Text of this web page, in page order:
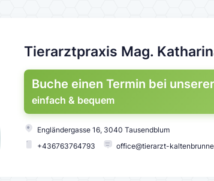
Tierarztpraxis Mag.
Buche einen Termin bei
einfach & bequem
Engländergasse 16, 3040 Tausendblum
+436763764793
office@tierarzt-